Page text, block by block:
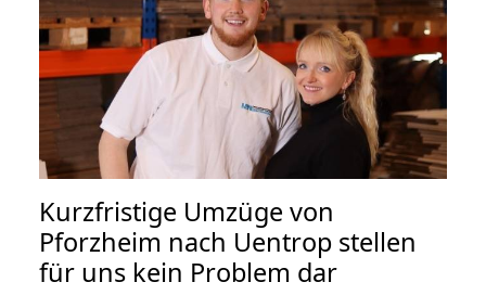
Kurzfristige Umzüge von
Pforzheim nach Uentrop stellen
für uns kein Problem dar